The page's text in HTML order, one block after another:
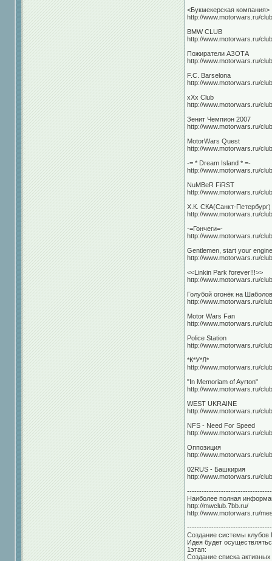
<Букмекерская компания>
http://www.motorwars.ru/
BMW CLUB
http://www.motorwars.ru/
Пожиратели АЗОТА
http://www.motorwars.ru/
F.C. Barselona
http://www.motorwars.ru/
xXx Club
http://www.motorwars.ru/
Зенит Чемпион 2007
http://www.motorwars.ru/
MotorWars Quest
http://www.motorwars.ru/
-= * Dream Island * =-
http://www.motorwars.ru/
NuMBeR FiRST
http://www.motorwars.ru/
Х.К. СКА(Санкт-Петербург)
http://www.motorwars.ru/
-=Гончеги=-
http://www.motorwars.ru/
Gentlemen, start your
http://www.motorwars.ru/
<<Linkin Park forever!!!>>
http://www.motorwars.ru/
Голубой огонёк на
http://www.motorwars.ru/
Motor Wars Fan
http://www.motorwars.ru/
Police Station
http://www.motorwars.ru/
*К*У*Л*
http://www.motorwars.ru/
"In Memoriam of Ayrton"
http://www.motorwars.ru/
WEST UKRAINE
http://www.motorwars.ru/
NFS - Need For Speed
http://www.motorwars.ru/
Оппозиция
http://www.motorwars.ru/
02RUS - Башкирия
http://www.motorwars.ru/
Наиболее полная
http://mwclub.7bb.ru/
http://www.motorwars.ru/
Создание системы клубов
Идея будет
1этап:
Создание списка